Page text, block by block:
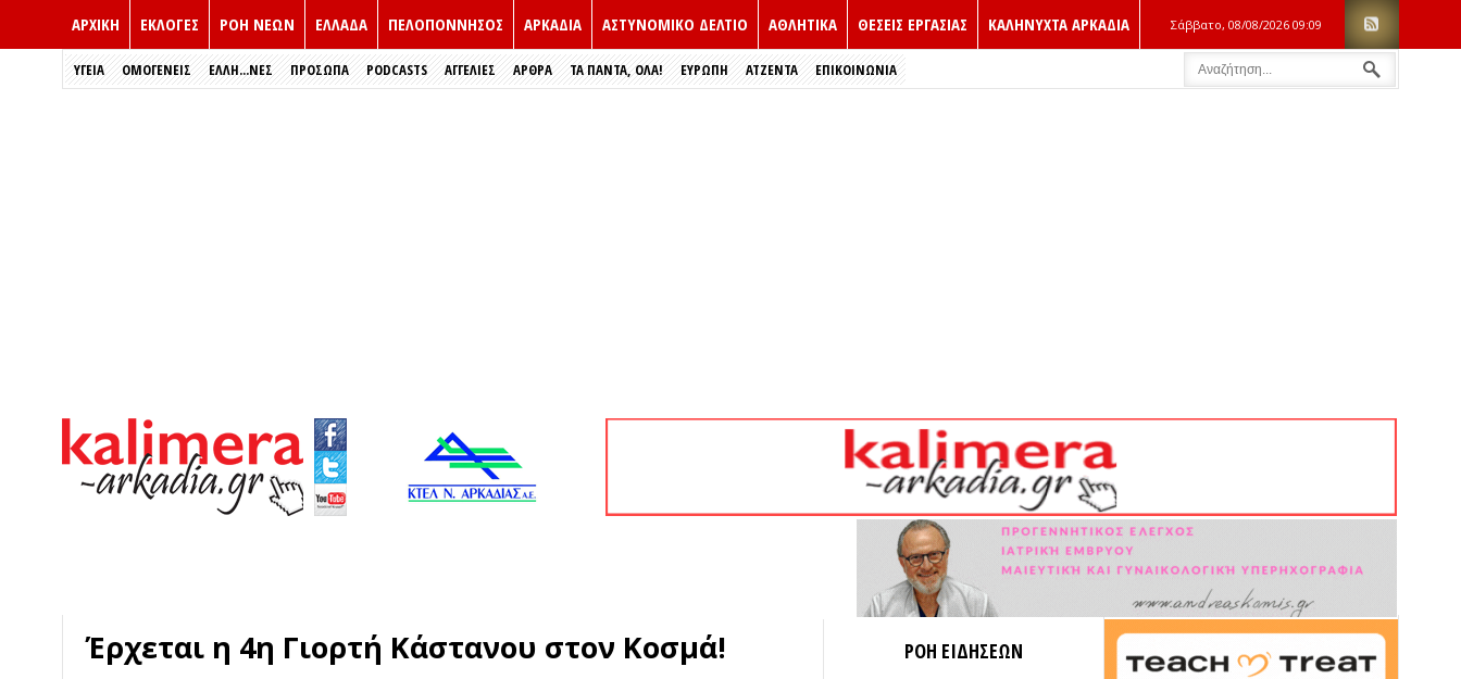
ΑΡΧΙΚΗ ΕΚΛΟΓΈΣ ΡΟΗ ΝΕΩΝ ΕΛΛΑΔΑ ΠΕΛΟΠΟΝΝΗΣΟΣ ΑΡΚΑΔΙΑ ΑΣΤΥΝΟΜΙΚΟ ΔΕΛΤΙΟ ΑΘΛΗΤΙΚΑ ΘΕΣΕΙΣ ΕΡΓΑΣΙΑΣ ΚΑΛΗΝΥΧΤΑ ΑΡΚΑΔΙΑ Σάββατο, 08/08/2026 09:09
ΥΓΕΙΑ ΟΜΟΓΕΝΕΙΣ ΈΛΛΗ...ΝΕΣ ΠΡΌΣΩΠΑ PODCASTS ΑΓΓΕΛΙΕΣ ΑΡΘΡΑ ΤΑ ΠΑΝΤΑ, ΟΛΑ! ΕΥΡΏΠΗ ΑΤΖΕΝΤΑ ΕΠΙΚΟΙΝΩΝΙΑ
Έρχεται η 4η Γιορτή Κάστανου στον Κοσμά! ΡΟΗ ΕΙΔΗΣΕΩΝ